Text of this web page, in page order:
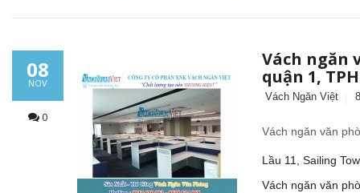
08
NOV
0
Vách ngăn
quận 1,
Vách Ngăn Việt
Vách ngăn văn
Lầu 11, Sailing
Vách ngăn văn